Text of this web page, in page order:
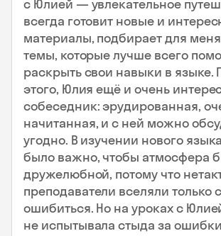
с Юлией — увлекательное
всегда готовит новые и
материалы, подбирает для
темы, которые лучше всего
раскрыть свои навыки в языке.
этого, Юлия ещё и очень
собеседник: эрудированная,
начитанная, и с ней можно
угодно. В изучении нового
было важно, чтобы атмосфера
дружелюбной, потому что
преподаватели вселяли только
ошибиться. Но на уроках с
не испытывала стыда за